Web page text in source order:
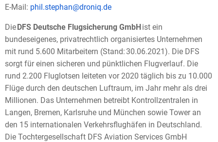
E-Mail: phil.stephan@droniq.de
DieDFS Deutsche Flugsicherung GmbHist ein
bundeseigenes, privatrechtlich organisiertes Unternehmen
mit rund 5.600 Mitarbeitern (Stand: 30.06.2021). Die DFS
sorgt für einen sicheren und pünktlichen Flugverlauf. Die
rund 2.200 Fluglotsen leiteten vor 2020 täglich bis zu 10.000
Flüge durch den deutschen Luftraum, im Jahr mehr als drei
Millionen. Das Unternehmen betreibt Kontrollzentralen in
Langen, Bremen, Karlsruhe und München sowie Tower an
den 15 internationalen Verkehrsflughäfen in Deutschland.
Die Tochtergesellschaft DFS Aviation Services GmbH